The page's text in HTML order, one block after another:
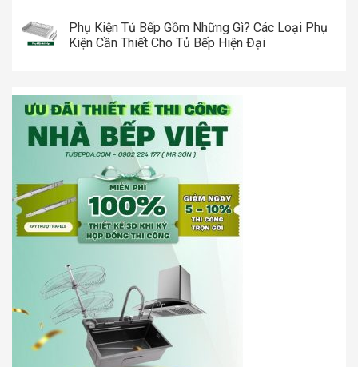
Phụ Kiện Tủ Bếp Gồm Những Gì? Các Loại Phụ
Kiện Cần Thiết Cho Tủ Bếp Hiện Đại